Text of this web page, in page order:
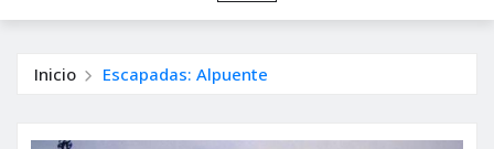
Inicio Escapadas: Alpuente